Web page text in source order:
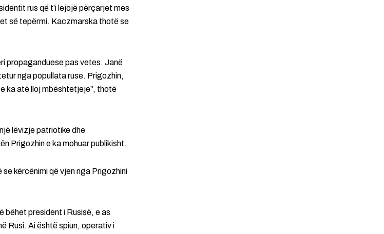
rus që t’i lejojë përçarjet mes
së tepërmi. Kaczmarska thotë se
propaganduese pas vetes. Janë
nga popullata ruse. Prigozhin,
ka atë lloj mbështetjeje”, thotë
lëvizje patriotike dhe
Prigozhin e ka mohuar publikisht.
kërcënimi që vjen nga Prigozhini
bëhet president i Rusisë, e as
Rusi. Ai është spiun, operativ i